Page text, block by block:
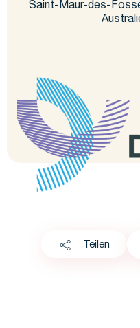
Saint-Maur-des-
Teilen